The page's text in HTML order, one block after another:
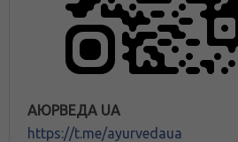
АЮРВЕДА UA
https://t.me/ayurvedaua